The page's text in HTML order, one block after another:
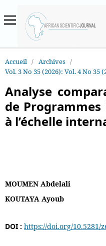
Accueil / Archives /
Vol. 3 No 35 (2026): Vol. 4 No 35
Analyse
de Programmes
à l’échelle
MOUMEN Abdelali
KOUTAYA Ayoub
DOI : https://doi.org/10.5281/